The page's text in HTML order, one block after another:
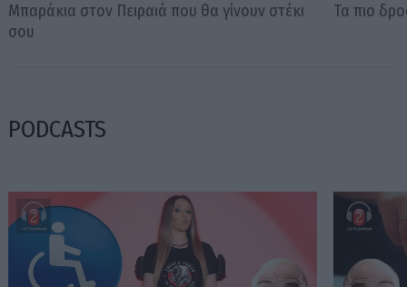
Μπαράκια στον Πειραιά που θα γίνουν στέκι
σου
Τα πιο
PODCASTS